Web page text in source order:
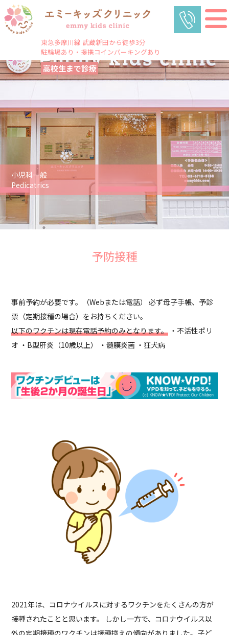
東急多摩川線 武蔵新田から徒歩3分
駐輪場あり・提携コインパーキングあり
高校生まで診療
小児科一般
Pedicatrics
予防接種
事前予約が必要です。（Webまたは電話） 必ず母子手帳、予診
票（定期接種の場合）をお持ちください。
以下のワクチンは現在電話予約のみとなります。 ・不活性ポリ
オ ・B型肝炎（10歳以上） ・髄膜炎菌 ・狂犬病
2021年は、コロナウイルスに対するワクチンをたくさんの方が
接種されたことと思います。 しかし一方で、コロナウイルス以